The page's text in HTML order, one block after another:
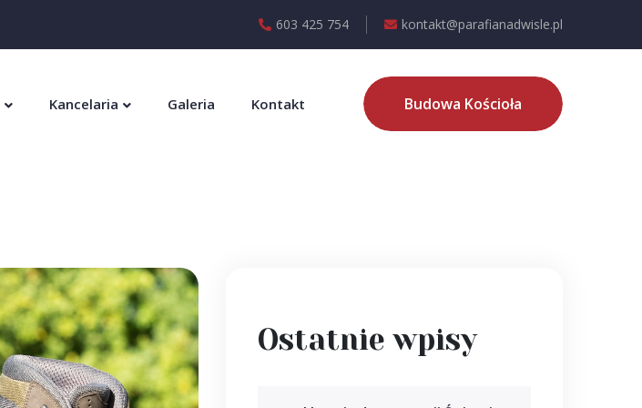
603 425 754 kontakt@parafianadwisle.pl
Kancelaria Galeria Kontakt Budowa Kościoła
Ostatnie wpisy